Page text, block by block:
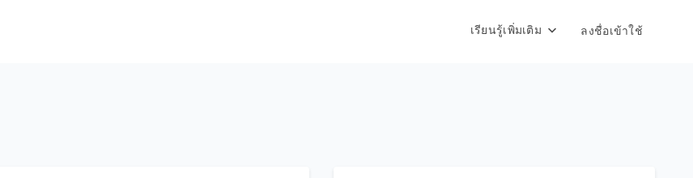
เรียนรู้เพิ่มเติม ลงชื่อเข้าใช้